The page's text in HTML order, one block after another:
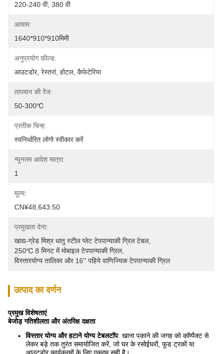
220-240 वी, 380 वी
आयाम:
1640*910*910मिमी
अनुप्रयोग फ़ील्ड:
आउटडोर, रेस्तरां, होटल, कैफेटेरिया
तापमान की रेंज:
50-300℃
प्रतीक चिन्ह:
स्वनिर्धारित लोगो स्वीकार करें
न्यूनतम आदेश मात्रा:
1
मूल्य:
CN¥48,643.50
प्रमुखता देना:
खाद्य-ग्रेड मिश्र धातु स्टील प्लेट टेपपान्याकी ग्रिल टेबल,
250℃ 8 मिनट में मोबाइल टेपपान्याकी ग्रिल,
विस्तारयोग्य तालिका और 16'' पहिये वाणिज्यिक टेपपान्याकी ग्रिल
उत्पाद का वर्णन
प्रमुख विशेषताएं
बेजोड़ गतिशीलता और अंतरिक्ष दक्षता
विस्तार योग्य और हटाने योग्य टेबलटॉप: खाना पकाने की जगह को कॉम्पैक्ट से
लेकर बड़े तक तुरंत समायोजित करें, जो घर के रसोईघरों, फूड ट्रकों या